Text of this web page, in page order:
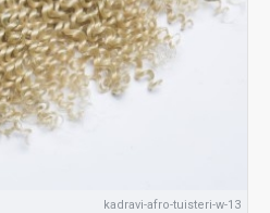
kadravi-afro-tuisteri-w-13